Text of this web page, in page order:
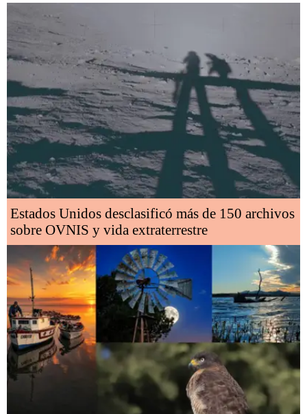
Estados Unidos desclasificó más de 150 archivos
sobre OVNIS y vida extraterrestre